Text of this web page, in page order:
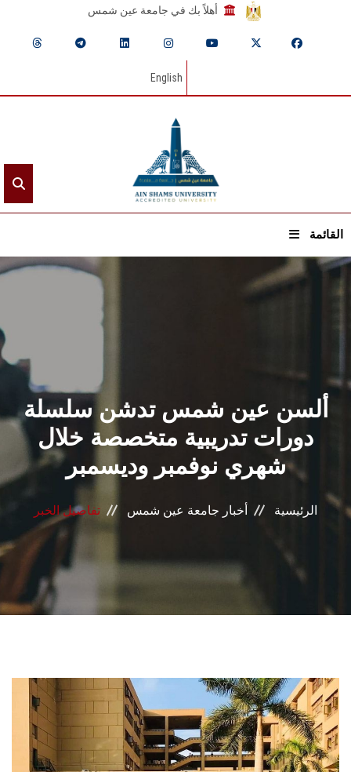
أهلاً بك في جامعة عين شمس
English
القائمة
الرئيسيـة
القطاعـات
الشئون الأكاديمية
البحث العلمي
المراكز والوحدات
الأنظمة الذكية
الطلاب
هيئة التدريس
ألسن عين شمس تدشن سلسلة
دورات تدريبية متخصصة خلال
شهري نوفمبر وديسمبر
الرئيسية أخبار جامعة عين شمس تفاصيل الخبر